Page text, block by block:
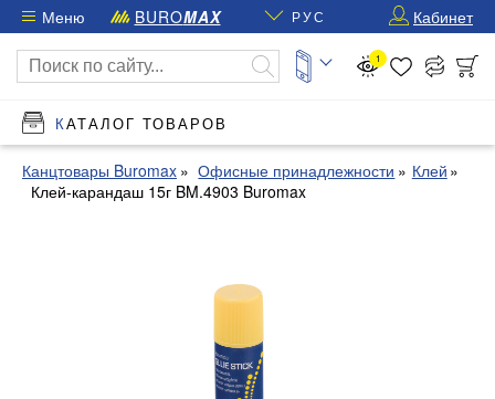
Меню BUROMAX РУС Кабинет
1
КАТАЛОГ ТОВАРОВ
Канцтовары Buromax Офисные принадлежности
Клей
Клей-карандаш 15г BM.4903 Buromax